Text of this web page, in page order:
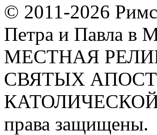
© 2011-2026
Петра и Павла в
МЕСТНАЯ
СВЯТЫХ
права защищены.